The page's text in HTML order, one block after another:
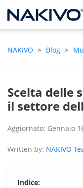
NAKIVO > Blog >
Scelta delle
il settore
Aggiornato: Gennaio
Written by: NAKIVO
Indice: